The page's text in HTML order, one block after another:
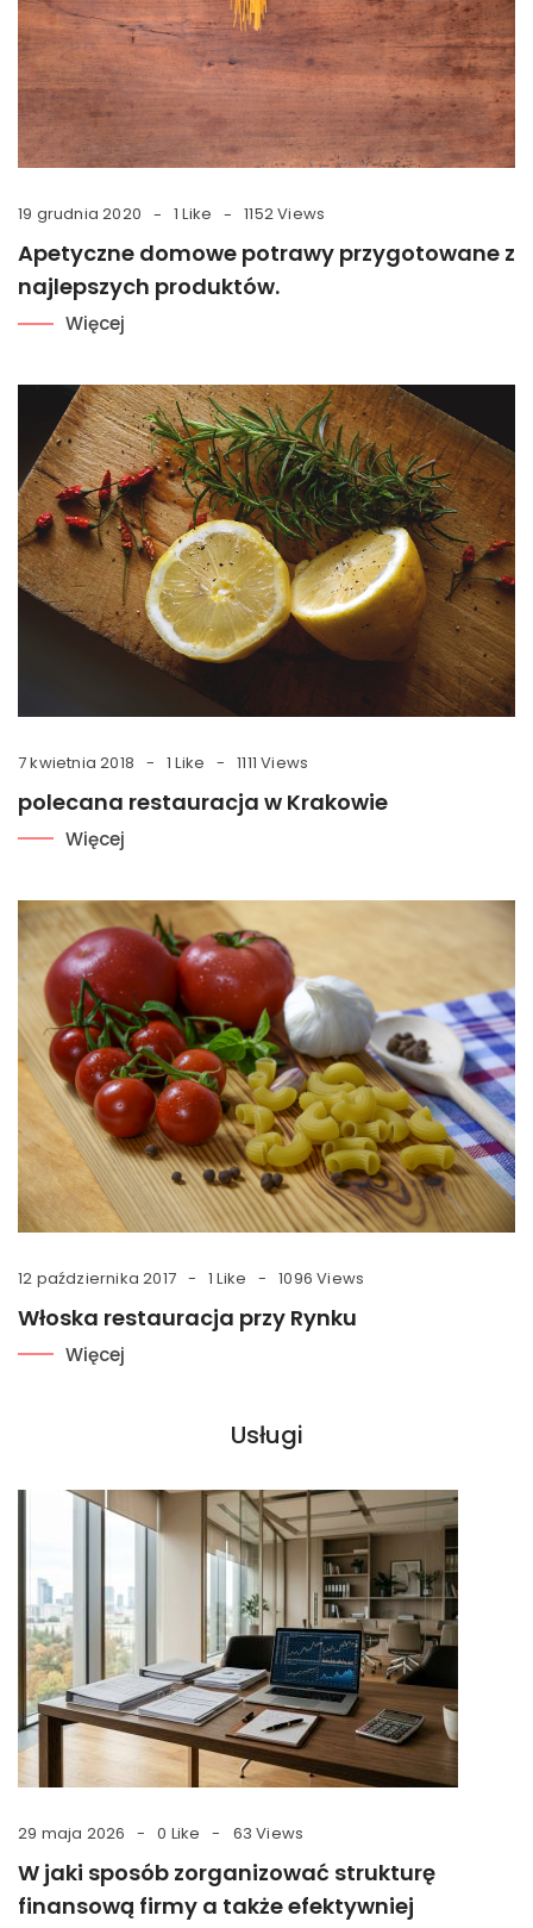
19 grudnia 2020 1 Like 1152 Views
Apetyczne domowe potrawy przygotowane z
najlepszych produktów.
Więcej
7 kwietnia 2018 1 Like 1111 Views
polecana restauracja w Krakowie
Więcej
12 października 2017 1 Like 1096 Views
Włoska restauracja przy Rynku
Więcej
Usługi
29 maja 2026 0 Like 63 Views
W jaki sposób zorganizować strukturę
finansową firmy a także efektywniej